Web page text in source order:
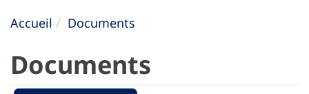
Accueil Documents
Documents